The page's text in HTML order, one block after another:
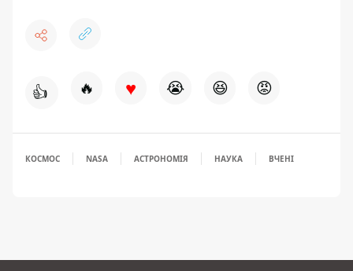
👍 🔥 ♥ 😭 😆 😡
КОСМОС NASA АСТРОНОМІЯ НАУКА ВЧЕНІ